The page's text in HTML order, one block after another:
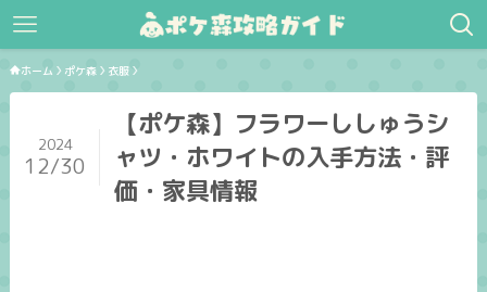
ホーム ポケ森 衣服
【ポケ森】フラワーししゅうシ
ャツ・ホワイトの入手方法・評
価・家具情報
2024
12/30